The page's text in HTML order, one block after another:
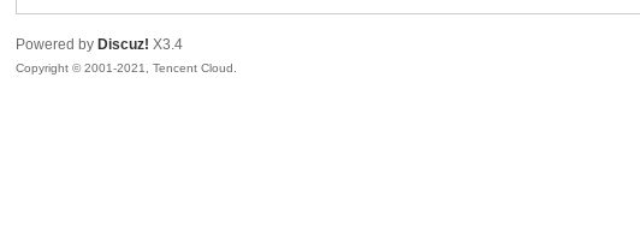
Powered by Discuz! X3.4
Copyright © 2001-2021, Tencent Cloud.